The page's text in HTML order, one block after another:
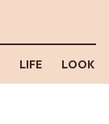
LIFE LOOK